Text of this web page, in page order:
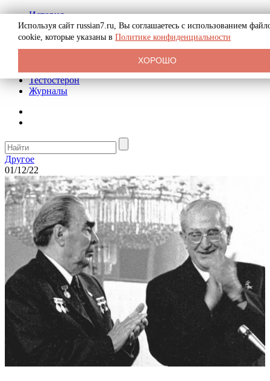
История
Биография
Криминал
Реклама на сайте
Тестостерон
Журналы
Другое
01/12/22
Используя сайт russian7.ru, Вы соглашаетесь с использованием
cookie, которые указаны в Политике конфиденциальности
ХОРОШО